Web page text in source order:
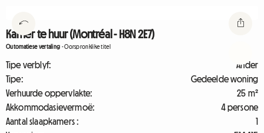
Kamer te huur (Montréal - H8N 2E7)
Outomatiese vertaling -Oorspronklike titel
Tipe verblyf:
Ander
Tipe:
Gedeelde woning
Verhuurde oppervlakte:
25 m²
Akkommodasievermoë:
4 persone
Aantal slaapkamers :
1